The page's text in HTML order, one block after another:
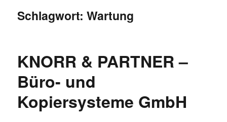
Schlagwort:Wartung
KNORR & PARTNER –
Büro- und
Kopiersysteme GmbH